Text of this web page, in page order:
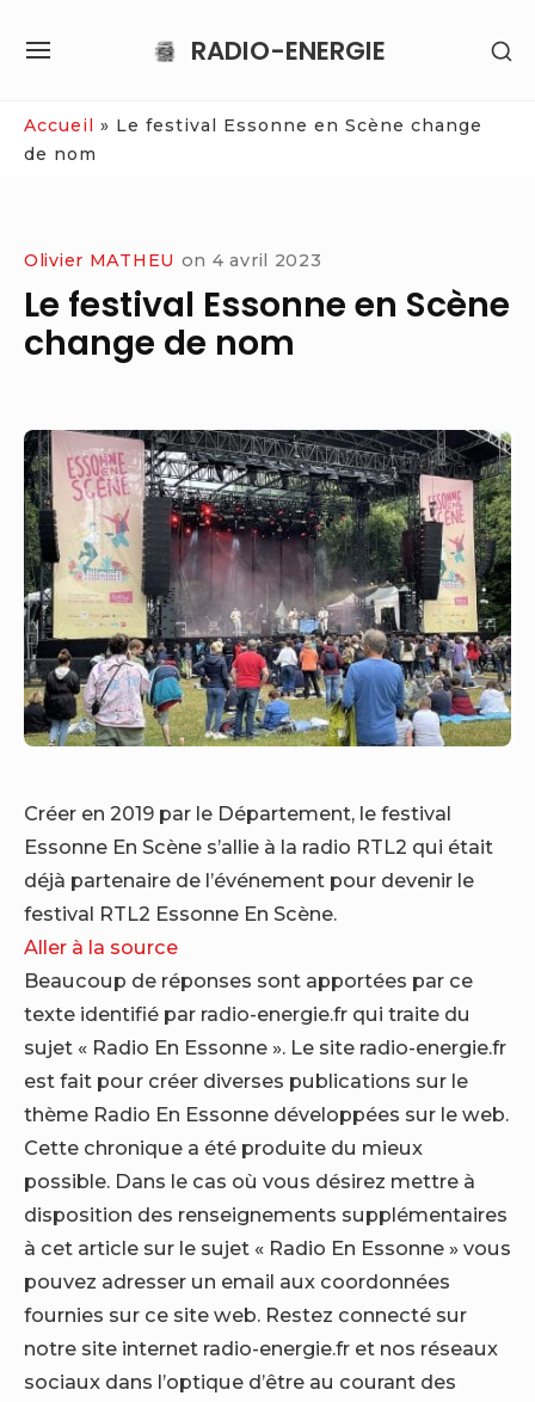
RADIO-ENERGIE
SITE
Accueil » Le festival Essonne en Scène change
de nom
Olivier MATHEU on 4 avril 2023
Le festival Essonne en Scène
change de nom
Créer en 2019 par le Département, le festival
Essonne En Scène s’allie à la radio RTL2 qui était
déjà partenaire de l’événement pour devenir le
festival RTL2 Essonne En Scène.
Aller à la source
Beaucoup de réponses sont apportées par ce
texte identifié par radio-energie.fr qui traite du
sujet « Radio En Essonne ». Le site radio-energie.fr
est fait pour créer diverses publications sur le
thème Radio En Essonne développées sur le web.
Cette chronique a été produite du mieux
possible. Dans le cas où vous désirez mettre à
disposition des renseignements supplémentaires
à cet article sur le sujet « Radio En Essonne » vous
pouvez adresser un email aux coordonnées
fournies sur ce site web. Restez connecté sur
notre site internet radio-energie.fr et nos réseaux
sociaux dans l’optique d’être au courant des